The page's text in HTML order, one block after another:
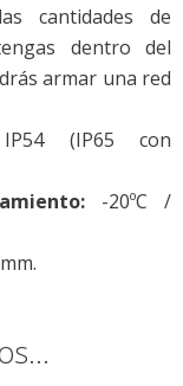
cantidades de
dentro del
armar una red
(IP65 con
-20ºC /